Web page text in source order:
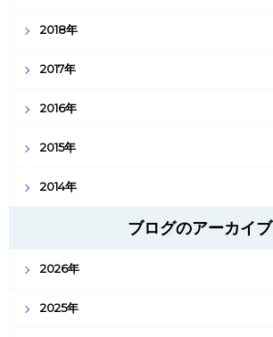
2018年
2017年
2016年
2015年
2014年
ブログのアーカイブ
2026年
2025年